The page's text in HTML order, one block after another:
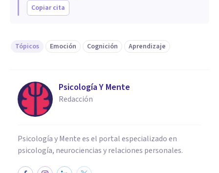
Copiar cita
Tópicos Emoción Cognición Aprendizaje
Psicología Y Mente
Redacción
Psicología y Mente es el portal especializado en
psicología, neurociencias y relaciones personales.